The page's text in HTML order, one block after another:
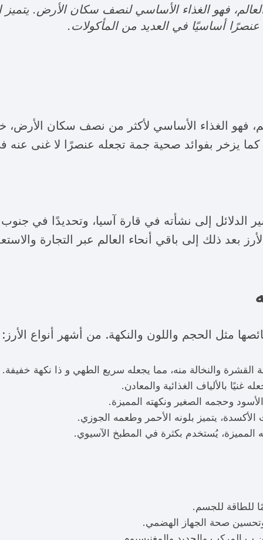
فهو الغذاء الأساسي لنصف سكان الأرض. يتميز
أساسيًا في العديد من المأكولات.
فهو الغذاء الأساسي لأكثر من نصف سكان الأرض،
يزخر بفوائد صحية جمة تجعله عنصرًا لا غنى عنه
الدلائل إلى نشأته في قارة آسيا، وتحديدًا في
قبل 5000 عام. انتشر الأرز بعد ذلك إلى باقي أنحاء العالم عبر
مثل الحجم واللون والنكهة. من أشهر أنواع الأرز:
القشرة والنخالة منه، مما يجعله سريع الطهي و ذا نكهة خفيفة.
غنيًا بالألياف الغذائية والمعادن.
وحجمه الصغير ونكهته المميزة.
الأكسدة، يتميز بلونه الأحمر وطعمه الجوزي.
المميزة، يُستخدم بكثرة في المطبخ الآسيوي.
للطاقة للجسم.
صحة الجهاز الهضمي.